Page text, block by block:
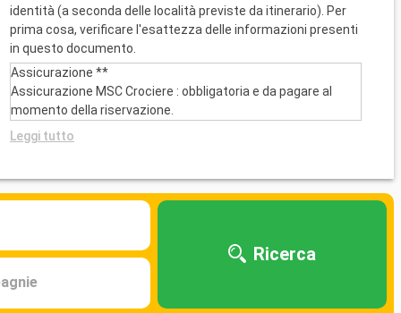
identità (a seconda delle località previste da itinerario). Per
prima cosa, verificare l'esattezza delle informazioni presenti
in questo documento.
Assicurazione **
Assicurazione MSC Crociere : obbligatoria e da pagare al
momento della riservazione.
Leggi tutto
Ricerca